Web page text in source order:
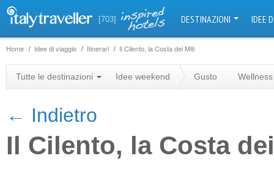
[703] DESTINAZIONI IDEE
Home Idee di viaggio Itinerari Il Cilento, la Costa dei Miti
Tutte le destinazioni Idee weekend Gusto Wellness
← Indietro
Il Cilento, la Costa